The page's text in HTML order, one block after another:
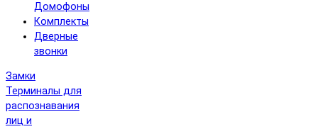
Домофоны
Комплекты
Дверные
звонки
Замки
Терминалы для
распознавания
лиц и